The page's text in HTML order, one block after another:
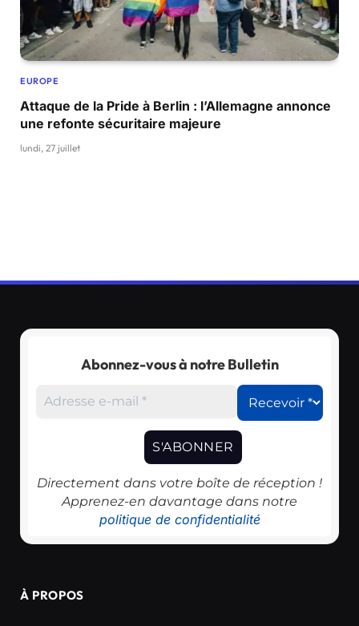
EUROPE
Attaque de la Pride à Berlin : l’Allemagne annonce
une refonte sécuritaire majeure
lundi, 27 juillet
Abonnez-vous à notre Bulletin
Directement dans votre boîte de réception !
Apprenez-en davantage dans notre
politique de confidentialité
À PROPOS